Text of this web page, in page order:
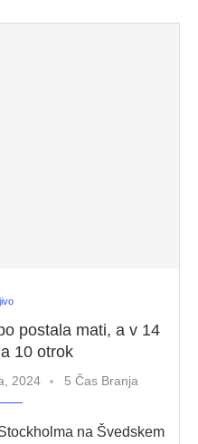
postala mati, a v 14
10 otrok
2024 5 Čas Branja
na Švedskem